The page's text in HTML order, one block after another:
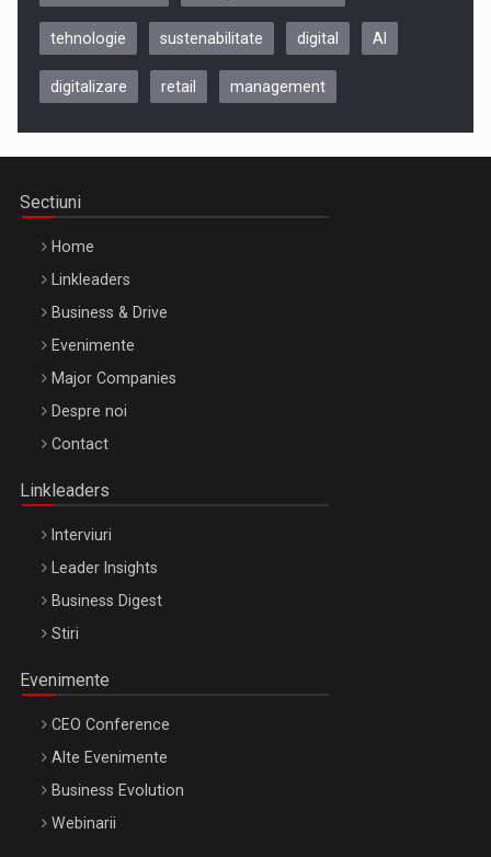
Be Inspired. Make it Happen!, CLUJ, 9 Decembrie
Be Inspired. Make it Happen!, ARTEMIS LETO, ORADEA, 8
Octombrie
tehnologie sustenabilitate digital AI
digitalizare retail management
Sectiuni
Home
Linkleaders
Business & Drive
Evenimente
Major Companies
Despre noi
Contact
Linkleaders
Interviuri
Leader Insights
Business Digest
Stiri
Evenimente
CEO Conference
Alte Evenimente
Business Evolution
Webinarii